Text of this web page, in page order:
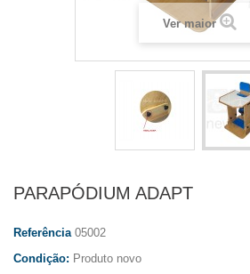
Ver maior
PARAPÓDIUM ADAPT
Referência 05002
Condição: Produto novo